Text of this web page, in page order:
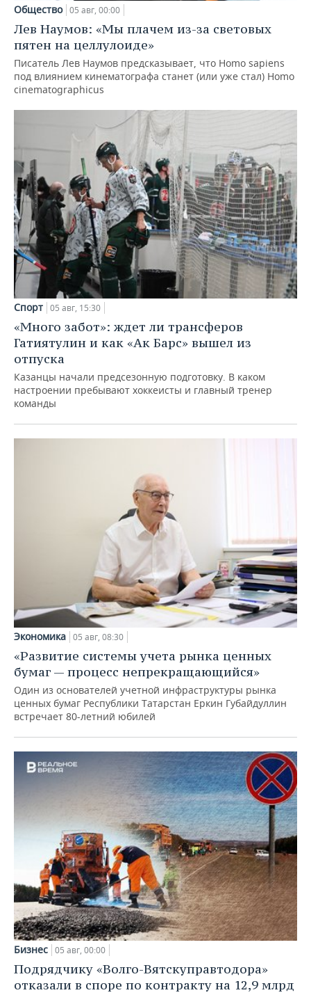
Общество 05 авг, 00:00
Лев Наумов: «Мы плачем из-за световых
пятен на целлулоиде»
Писатель Лев Наумов предсказывает, что Homo sapiens
под влиянием кинематографа станет (или уже стал) Homo
cinematographicus
Спорт 05 авг, 15:30
«Много забот»: ждет ли трансферов
Гатиятулин и как «Ак Барс» вышел из
отпуска
Казанцы начали предсезонную подготовку. В каком
настроении пребывают хоккеисты и главный тренер
команды
Экономика 05 авг, 08:30
«Развитие системы учета рынка ценных
бумаг — процесс непрекращающийся»
Один из основателей учетной инфраструктуры рынка
ценных бумаг Республики Татарстан Еркин Губайдуллин
встречает 80-летний юбилей
Бизнес 05 авг, 00:00
Подрядчику «Волго-Вятскуправтодора»
отказали в споре по контракту на 12,9 млрд